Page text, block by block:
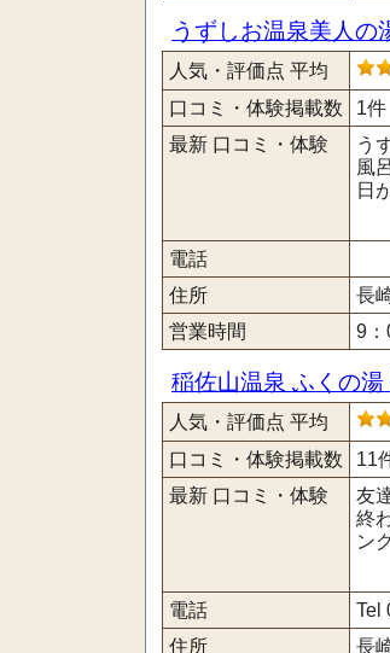
うずしお温泉美人の
人気・評価点 平均
口コミ・体験掲載数
1件
最新 口コミ・体験
う
風
日
電話
住所
長
営業時間
9
稲佐山温泉 ふくの湯
人気・評価点 平均
口コミ・体験掲載数
11
最新 口コミ・体験
友
終
ン
電話
Tel
住所
長